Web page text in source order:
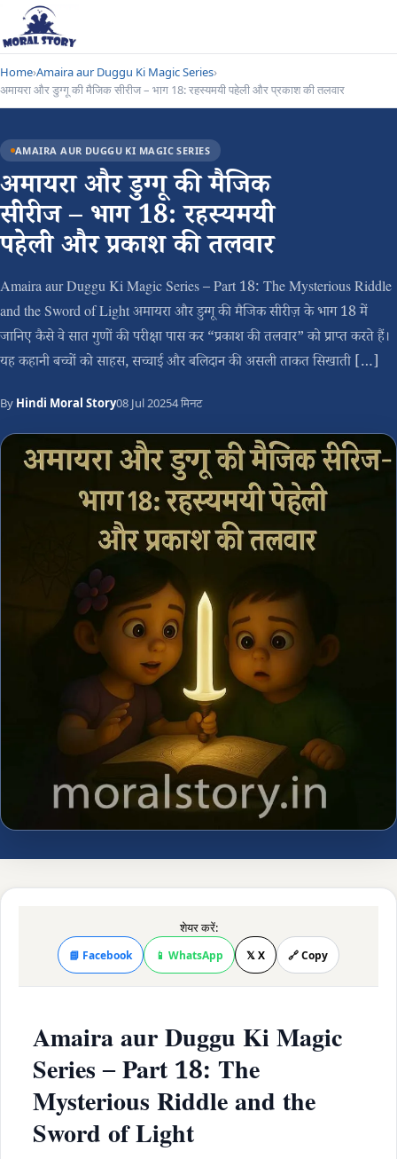
Home›Amaira aur Duggu Ki Magic Series›
अमायरा और डुग्गू की मैजिक सीरीज – भाग 18: रहस्यमयी पहेली और प्रकाश की तलवार
AMAIRA AUR DUGGU KI MAGIC SERIES
अमायरा और डुग्गू की मैजिक
सीरीज – भाग 18: रहस्यमयी
पहेली और प्रकाश की तलवार
Amaira aur Duggu Ki Magic Series – Part 18: The Mysterious Riddle
and the Sword of Light अमायरा और डुग्गू की मैजिक सीरीज़ के भाग 18 में
जानिए कैसे वे सात गुणों की परीक्षा पास कर “प्रकाश की तलवार” को प्राप्त करते हैं।
यह कहानी बच्चों को साहस, सच्चाई और बलिदान की असली ताकत सिखाती […]
By Hindi Moral Story08 Jul 20254 मिनट
शेयर करें:
📘 Facebook 📱 WhatsApp 𝕏 X 🔗 Copy
Amaira aur Duggu Ki Magic
Series – Part 18: The
Mysterious Riddle and the
Sword of Light